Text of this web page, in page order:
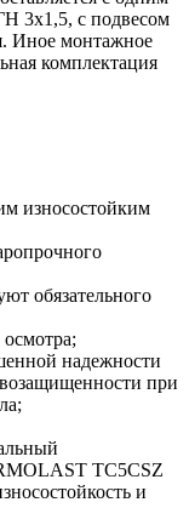
3х1,5, с подвесом
Иное монтажное
комплектация
износостойким
обязательного
надежности
при
TC5CSZ
и